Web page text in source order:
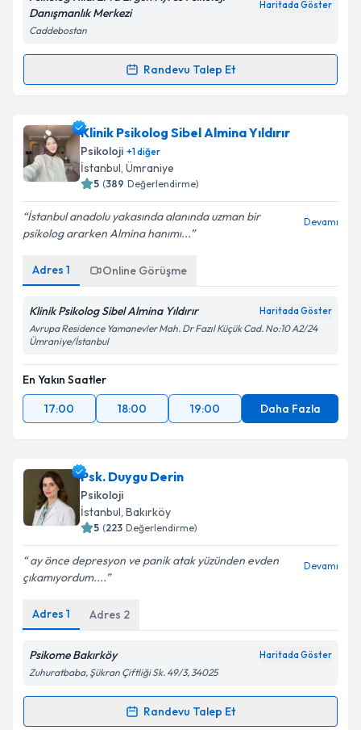
Danışmanlık Merkezi
Haritada Göster
Caddebostan
Randevu Talep Et
Randevu Takvimi Talebi
Psk. Hilal Erva Ergün için randevu takvimi talebi
oluşturun. Size bu uzmandan randevu almanız için bir
takvim hazırlandığında e-posta ile bilgilendireceğiz.
Kişisel verilerimin işlenmesine ilişkin
Metni'ni okudum ve kişisel verilerimin belirtilen
kapsamda işlenmesini kabul ediyorum.
Klinik Psikolog Sibel Almina Yıldırır
Psikoloji +1diğer
İstanbul, Ümraniye
5 (389 Değerlendirme)
İstanbul anadolu yakasında alanında uzman bir
psikolog ararken Almina hanımı...
Devamı
Adres 1 Online Görüşme
Klinik Psikolog Sibel Almina Yıldırır Haritada Göster
Avrupa Residence Yamanevler Mah. Dr Fazıl Küçük Cad. No:10 A2/24
Ümraniye/İstanbul
En Yakın Saatler
17:00
18:00 19:00 Daha Fazla
Psk. Duygu Derin
Psikoloji
İstanbul, Bakırköy
5 (223 Değerlendirme)
ay önce depresyon ve panik atak yüzünden evden
çıkamıyordum....
Devamı
Adres 1 Adres 2
Psikome Bakırköy Haritada Göster
Zuhuratbaba, Şükran Çiftliği Sk. 49/3, 34025
Randevu Talep Et
Randevu Takvimi Talebi